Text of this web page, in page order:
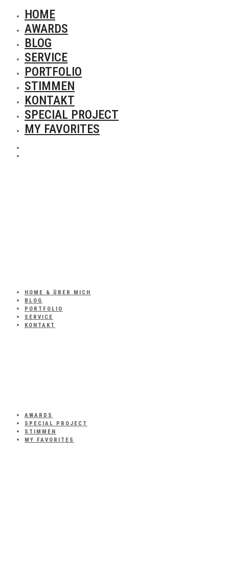
HOME
AWARDS
BLOG
SERVICE
PORTFOLIO
STIMMEN
KONTAKT
SPECIAL PROJECT
MY FAVORITES
HOME & ÜBER MICH
BLOG
PORTFOLIO
SERVICE
KONTAKT
AWARDS
SPECIAL PROJECT
STIMMEN
MY FAVORITES